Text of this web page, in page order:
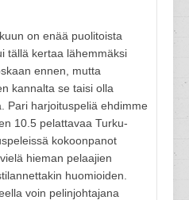
on enää puolitoista
tällä kertaa lähemmäksi
ennen, mutta
kannalta se taisi olla
Pari harjoituspeliä ehdimme
10.5 pelattavaa Turku-
kokoonpanot
hieman pelaajien
huomioiden.
voin pelinjohtajana